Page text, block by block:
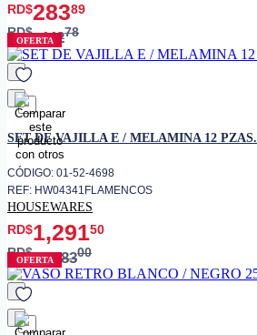
RD$28389
RD$44278
OFERTA
favorito
SET DE VAJILLA E / MELAMINA 12 PZAS.
CÓDIGO: 01-52-4698
REF: HW04341FLAMENCOS
HOUSEWARES
RD$1,29150
RD$2,58300
OFERTA